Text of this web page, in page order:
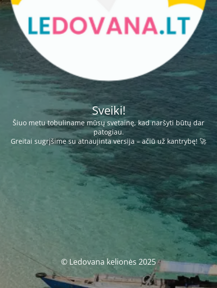
Sveiki!
Šiuo metu tobuliname mūsų svetainę, kad naršyti būtų dar
patogiau.
Greitai sugrįšime su atnaujinta versija – ačiū už kantrybę! 🚀
© Ledovana kelionės 2025